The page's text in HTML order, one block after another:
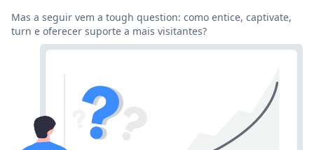
Mas a seguir vem a tough question: como entice, captivate,
turn e oferecer suporte a mais visitantes?